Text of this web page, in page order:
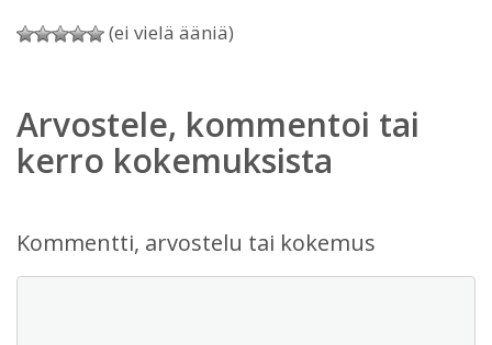
(ei vielä ääniä)
Arvostele, kommentoi tai
kerro kokemuksista
Kommentti, arvostelu tai kokemus